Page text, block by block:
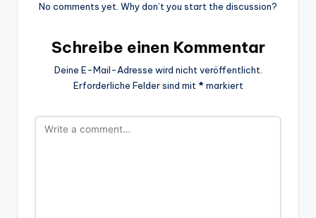
No comments yet. Why don’t you start the discussion?
Schreibe einen Kommentar
Deine E-Mail-Adresse wird nicht veröffentlicht.
Erforderliche Felder sind mit * markiert